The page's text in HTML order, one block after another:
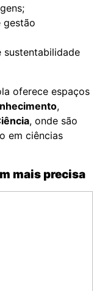
gestão
sustentabilidade
oferece espaços
,
, onde são
em ciências
mais precisa